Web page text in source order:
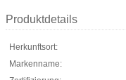
Produktdetails
Herkunftsort:
Markenname: